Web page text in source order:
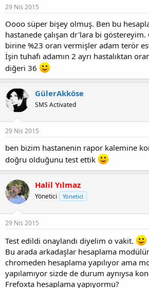
29 Nis 2015
Oooo süper bişey olmuş. Ben bu
hastanede çalışan dr'lara bi göstereyim.
birine %23 oran vermişler adam terör
İşin tuhafı adamın 2 ayrı hastalıktan
diğeri 36
GülerAkköse
SMS Activated
29 Nis 2015
ben bizim hastanenin rapor kalemine
doğru olduğunu test ettik
Halil Yılmaz
Yönetici Yönetici
29 Nis 2015
Test edildi onaylandı diyelim o vakit.
Bu arada arkadaşlar hesaplama
chromeden hesaplama yapılıyor ama
yapılamıyor sizde de durum aynıysa
Frefoxta hesaplama yapıyormu?